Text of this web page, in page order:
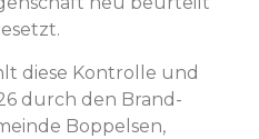
diese Kon­trolle und
durch den Brand­
Bop­pelsen,